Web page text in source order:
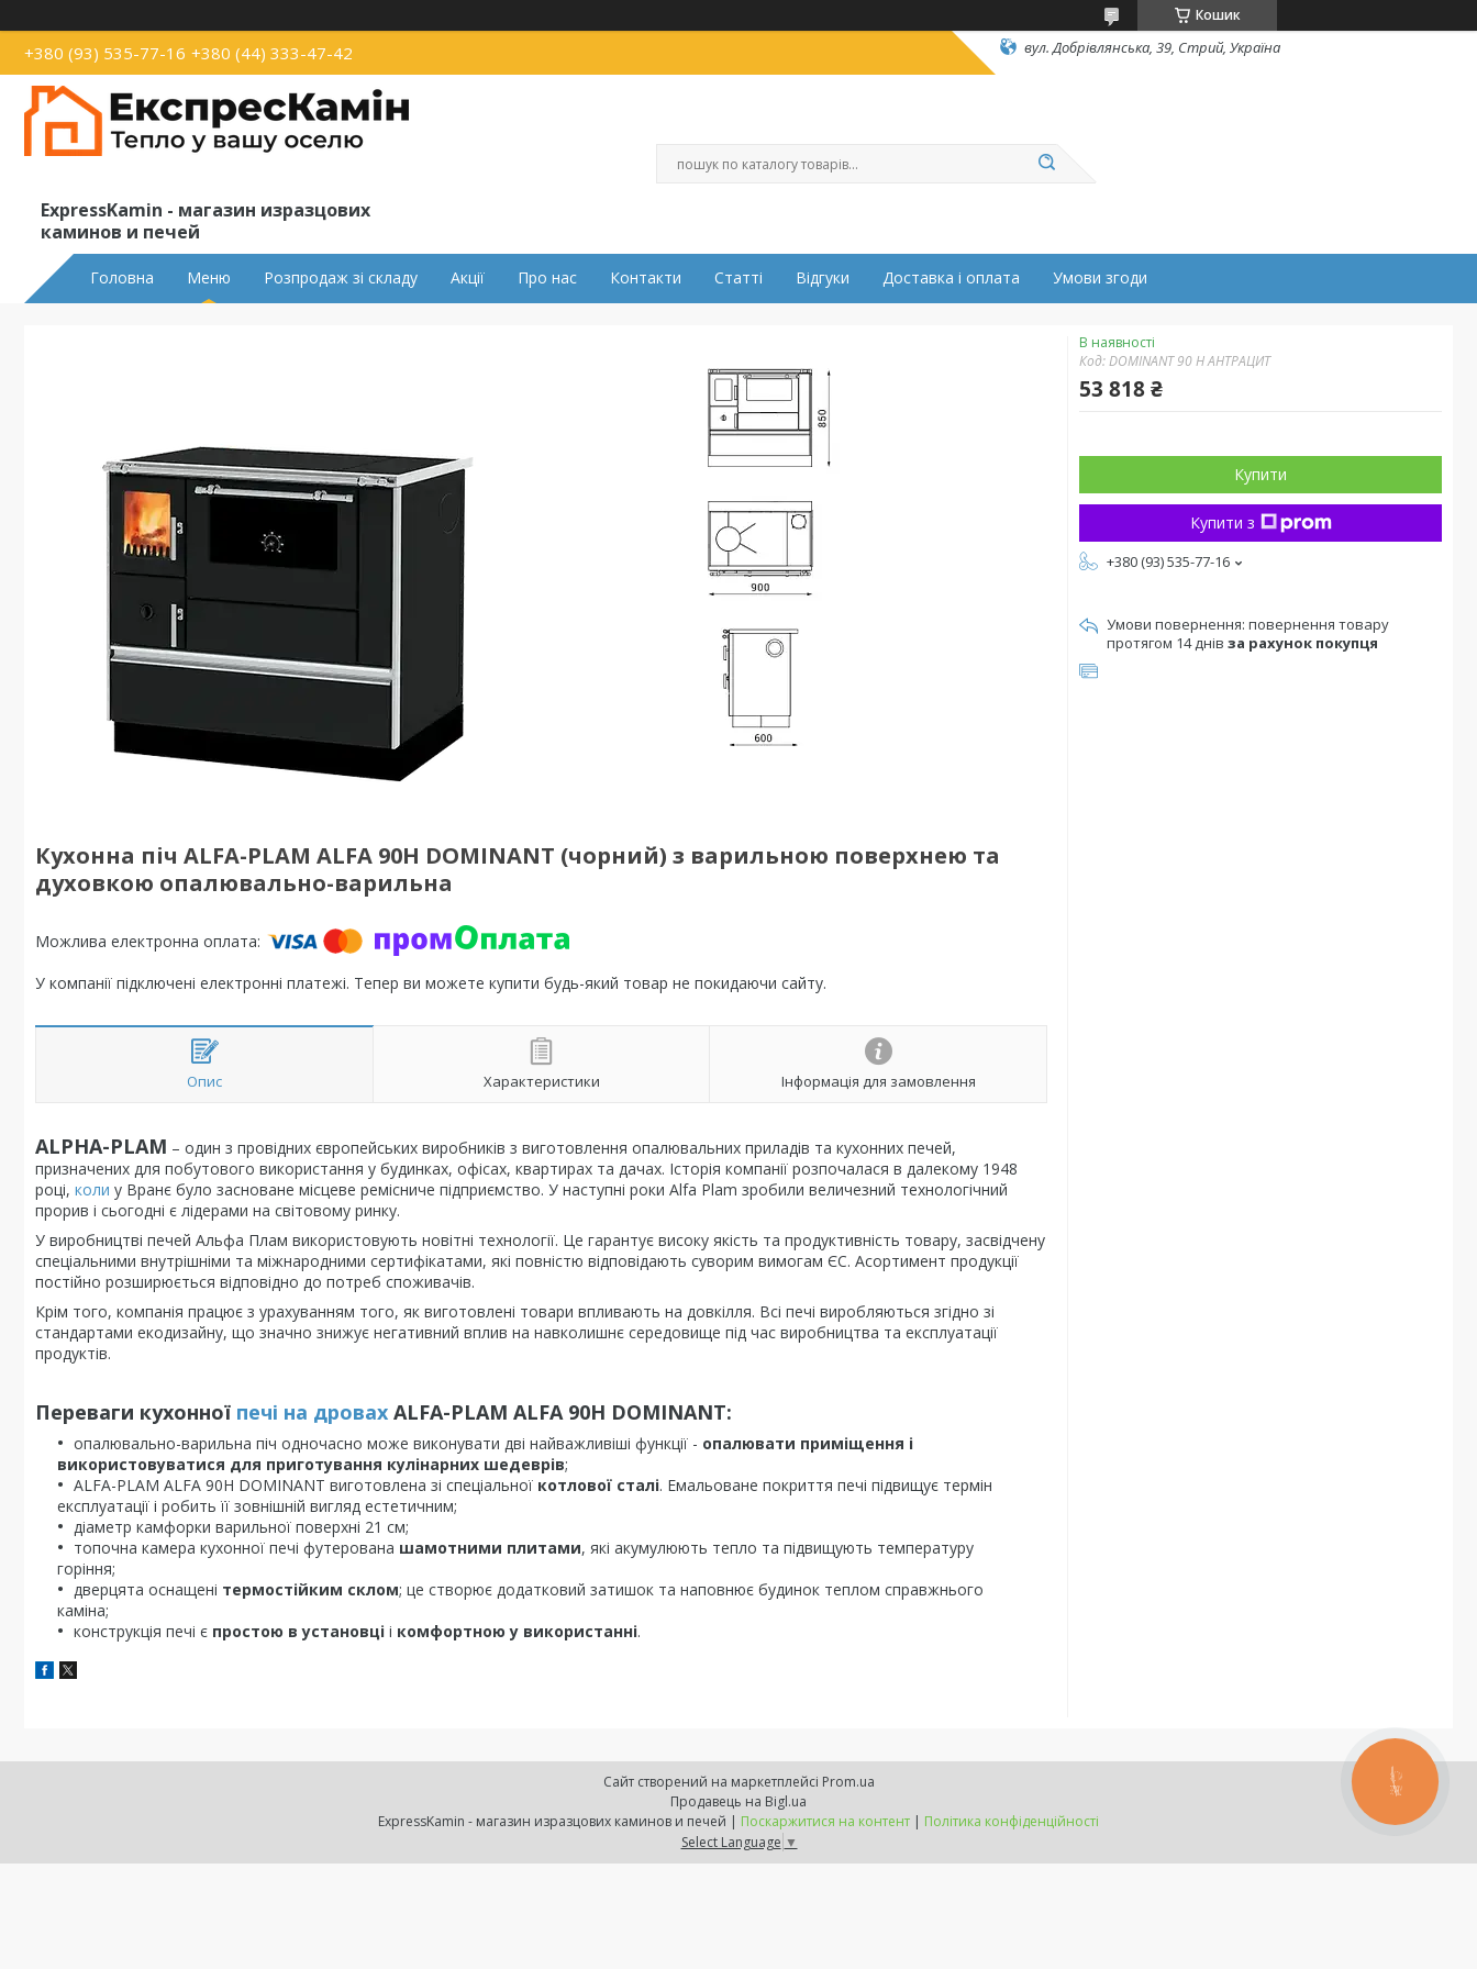
Кошик
+380 (93) 535-77-16 +380 (44) 333-47-42 вул. Добрівлянська, 39, Стрий, Україна
ExpressKamin - магазин изразцових
каминов и печей
Головна Меню Розпродаж зі складу Акції Про нас Контакти Статті Відгуки Доставка і оплата Умови згоди
Кухонна піч ALFA-PLAM ALFA 90H DOMINANT (чорний) з варильною поверхнею та
духовкою опалювально-варильна
У компанії підключені електронні платежі. Тепер ви можете купити будь-який товар не покидаючи сайту.
Опис Характеристики Інформація для замовлення
ALPHA-PLAM – один з провідних європейських виробників з виготовлення опалювальних приладів та кухонних печей,
призначених для побутового використання у будинках, офісах, квартирах та дачах. Історія компанії розпочалася в далекому 1948
році, коли у Вранє було засноване місцеве ремісниче підприємство. У наступні роки Alfa Plam зробили величезний технологічний
прорив і сьогодні є лідерами на світовому ринку.
У виробництві печей Альфа Плам використовують новітні технології. Це гарантує високу якість та продуктивність товару, засвідчену
спеціальними внутрішніми та міжнародними сертифікатами, які повністю відповідають суворим вимогам ЄС. Асортимент продукції
постійно розширюється відповідно до потреб споживачів.
Крім того, компанія працює з урахуванням того, як виготовлені товари впливають на довкілля. Всі печі виробляються згідно зі
стандартами екодизайну, що значно знижує негативний вплив на навколишнє середовище під час виробництва та експлуатації
продуктів.
Переваги кухонної печі на дровах ALFA-PLAM ALFA 90H DOMINANT:
опалювально-варильна піч одночасно може виконувати дві найважливіші функції - опалювати приміщення і
використовуватися для приготування кулінарних шедеврів;
ALFA-PLAM ALFA 90H DOMINANT виготовлена зі спеціальної котлової сталі. Емальоване покриття печі підвищує термін
експлуатації і робить її зовнішній вигляд естетичним;
діаметр камфорки варильної поверхні 21 см;
топочна камера кухонної печі футерована шамотними плитами, які акумулюють тепло та підвищують температуру
горіння;
дверцята оснащені термостійким склом; це створює додатковий затишок та наповнює будинок теплом справжнього
каміна;
конструкція печі є простою в установці і комфортною у використанні.
В наявності
Код:DOMINANT 90 H АНТРАЦИТ
53 818 ₴
Купити
Купити з
+380 (93) 535-77-16
повернення товару
протягом 14 днів за рахунок покупця
Сайт створений на маркетплейсі Prom.ua
Продавець на Bigl.ua
ExpressKamin - магазин изразцових каминов и печей | Поскаржитися на контент | Політика конфіденційності
Select Language ▼
КНОПКА
ЗВ'ЯЗКУ